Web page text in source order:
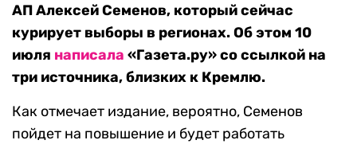
АП Алексей Семенов, который сейчас
курирует выборы в регионах. Об этом 10
июля написала «Газета.ру» со ссылкой на
три источника, близких к Кремлю.
Как отмечает издание, вероятно, Семенов
пойдет на повышение и будет работать